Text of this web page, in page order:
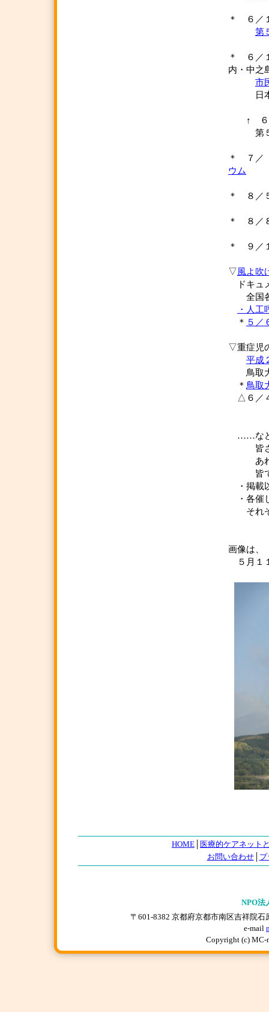
＊ ６／
第
＊ ６／
内・中之
市
日本小
↑ ６／
第５会
＊ ７
ウム
＊ ８
＊ ８／
＊ ９／
▽風よ吹
ドキュ
全国各
・人
＊ ５
▽重症児
平成
鳥取
＊ 鳥取
△６
……など
皆さん
あれば
皆で共
・掲載
・各催
それぞ
画像は、
５月１
HOME
医療的ケアネット
お問い合わせ│ プ
NPO法
〒601-8382 京都府京都市南区吉祥院石
e-mail
Copyright (c) MC-